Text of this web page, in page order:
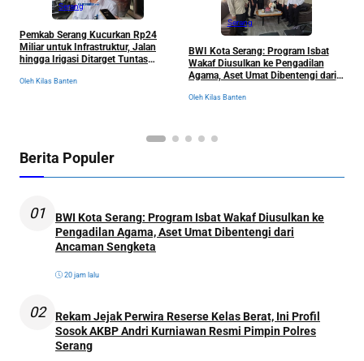
Serang
Pemkab Serang Kucurkan Rp24
Miliar untuk Infrastruktur, Jalan
hingga Irigasi Ditarget Tuntas
Oleh Kilas Banten
Serang
BWI Kota Serang: Program Isbat
Wakaf Diusulkan ke Pengadilan
Agama, Aset Umat Dibentengi dari
Oleh Kilas Banten
Berita Populer
01
BWI Kota Serang: Program Isbat Wakaf Diusulkan ke
Pengadilan Agama, Aset Umat Dibentengi dari
Ancaman Sengketa
20 jam lalu
02
Rekam Jejak Perwira Reserse Kelas Berat, Ini Profil
Sosok AKBP Andri Kurniawan Resmi Pimpin Polres
Serang